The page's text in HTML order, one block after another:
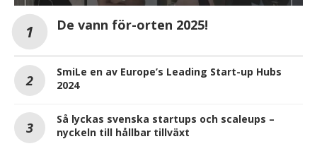
De vann för-orten 2025!
SmiLe en av Europe’s Leading Start-up Hubs
2024
Så lyckas svenska startups och scaleups –
nyckeln till hållbar tillväxt